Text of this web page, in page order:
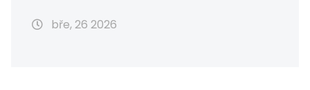
bře, 26 2026